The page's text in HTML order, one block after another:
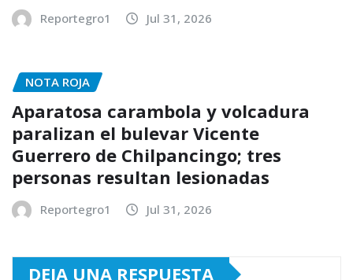
Reportegro1 Jul 31, 2026
NOTA ROJA
Aparatosa carambola y volcadura
paralizan el bulevar Vicente
Guerrero de Chilpancingo; tres
personas resultan lesionadas
Reportegro1 Jul 31, 2026
DEJA UNA RESPUESTA